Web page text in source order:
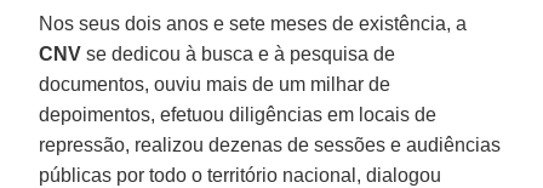
Nos seus dois anos e sete meses de existência, a
CNV se dedicou à busca e à pesquisa de
documentos, ouviu mais de um milhar de
depoimentos, efetuou diligências em locais de
repressão, realizou dezenas de sessões e audiências
públicas por todo o território nacional, dialogou